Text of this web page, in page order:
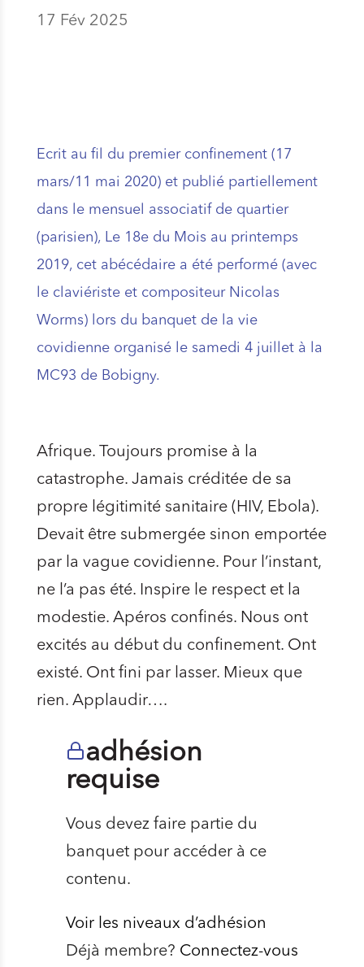
17 Fév 2025
Ecrit au fil du premier confinement (17
mars/11 mai 2020) et publié partiellement
dans le mensuel associatif de quartier
(parisien), Le 18e du Mois au printemps
2019, cet abécédaire a été performé (avec
le claviériste et compositeur Nicolas
Worms) lors du banquet de la vie
covidienne organisé le samedi 4 juillet à la
MC93 de Bobigny.
Afrique. Toujours promise à la
catastrophe. Jamais créditée de sa
propre légitimité sanitaire (HIV, Ebola).
Devait être submergée sinon emportée
par la vague covidienne. Pour l’instant,
ne l’a pas été. Inspire le respect et la
modestie. Apéros confinés. Nous ont
excités au début du confinement. Ont
existé. Ont fini par lasser. Mieux que
rien. Applaudir….
adhésion
requise
Vous devez faire partie du
banquet pour accéder à ce
contenu.
Voir les niveaux d’adhésion
Déjà membre? Connectez-vous